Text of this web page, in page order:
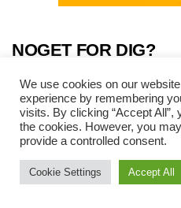
NOGET FOR DIG?
We use cookies on our
experience by remembering
visits. By clicking “Accept All”,
the cookies. However, you
provide a controlled consent.
Cookie Settings Accept All